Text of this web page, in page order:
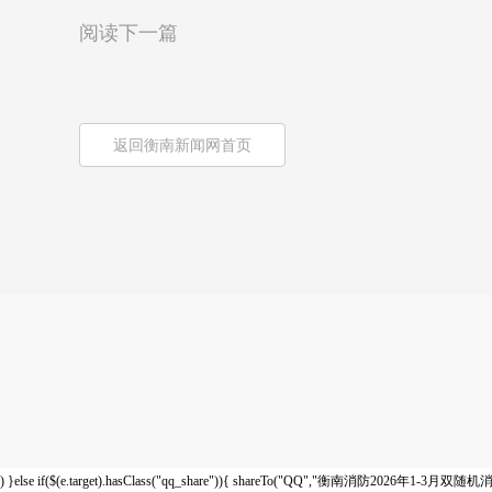
阅读下一篇
返回衡南新闻网首页
) }else if($(e.target).hasClass("qq_share")){ shareTo("QQ","衡南消防2026年1-3月双随